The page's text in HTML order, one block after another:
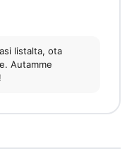
listalta, ota
Autamme